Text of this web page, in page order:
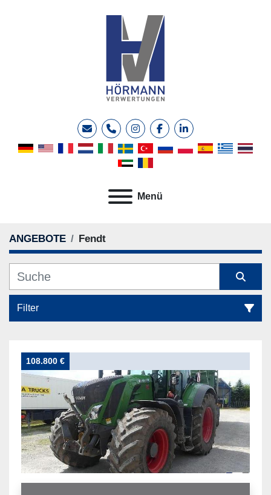
E-MailTelefoninstagramfacebooklinkedin
Menü
ANGEBOTE Fendt
Filter
Sortieren nach
108.800 €